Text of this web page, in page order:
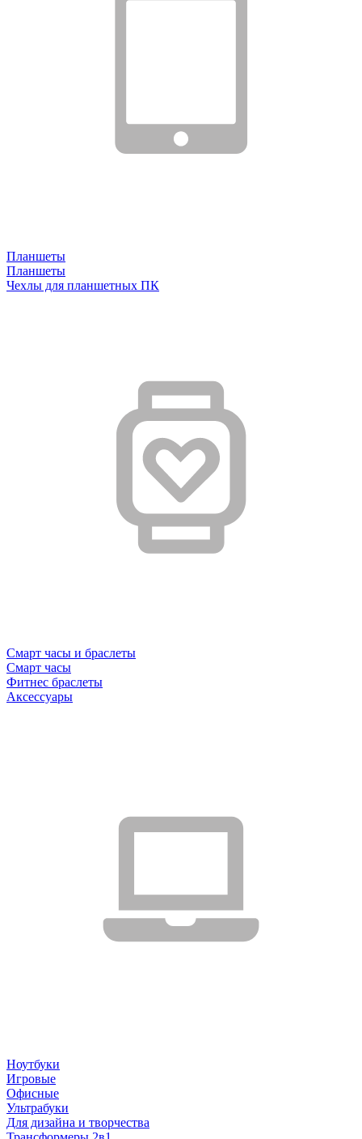
Планшеты
Планшеты
Чехлы для планшетных ПК
Смарт часы и браслеты
Смарт часы
Фитнес браслеты
Аксессуары
Ноутбуки
Игровые
Офисные
Ультрабуки
Для дизайна и творчества